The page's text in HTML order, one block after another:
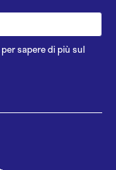
per sapere di più sul